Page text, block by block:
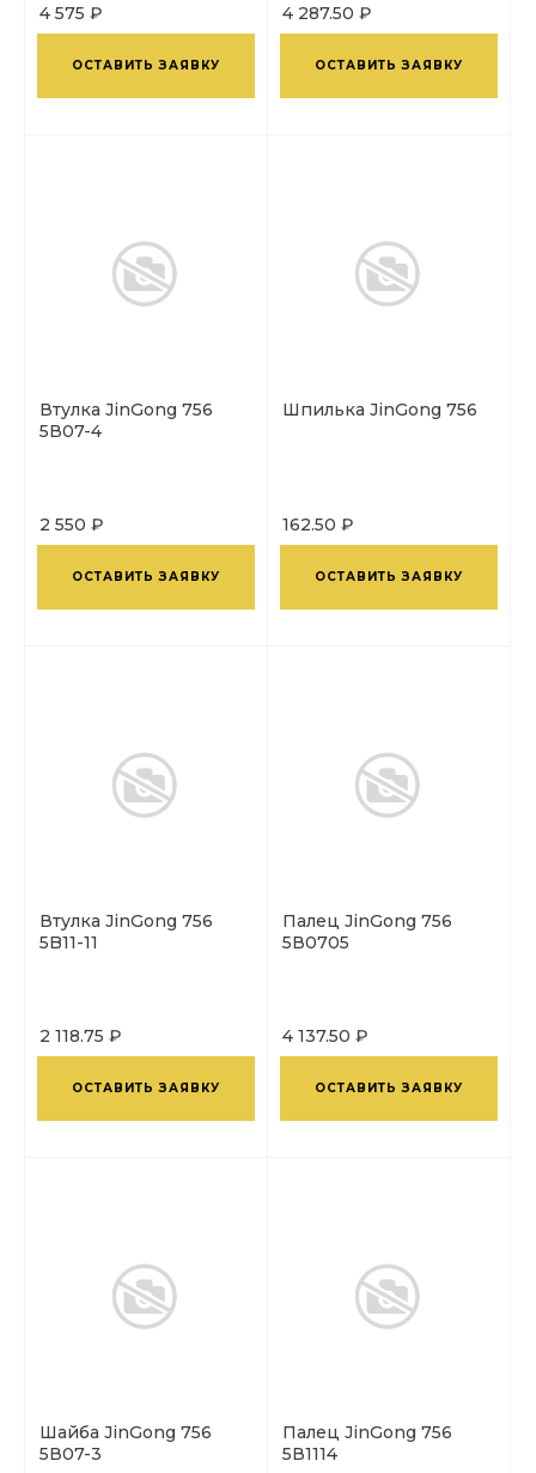
4 575 ₽
ОСТАВИТЬ ЗАЯВКУ
4 287.50 ₽
ОСТАВИТЬ ЗАЯВКУ
Втулка JinGong 756
5В07-4
2 550 ₽
ОСТАВИТЬ ЗАЯВКУ
Шпилька JinGong 756
162.50 ₽
ОСТАВИТЬ ЗАЯВКУ
Втулка JinGong 756
5B11-11
2 118.75 ₽
ОСТАВИТЬ ЗАЯВКУ
Палец JinGong 756
5В0705
4 137.50 ₽
ОСТАВИТЬ ЗАЯВКУ
Шайба JinGong 756
5В07-3
Палец JinGong 756
5В1114